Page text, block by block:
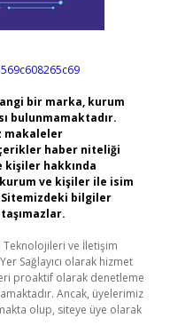
bir marka, kurum
bulunmamaktadır.
makaleler
haber niteliği
kişiler hakkında
ve kişiler ile isim
bilgiler
Teknolojileri ve İletişim
Sağlayıcı olarak hizmet
proaktif olarak denetleme
Ancak, üyelerimiz
olup, siteye üye olarak